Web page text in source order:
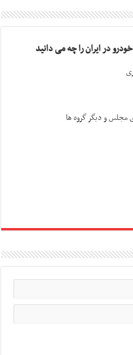
در ایران را چه می دانید
مجلس و دیگر گروه ها